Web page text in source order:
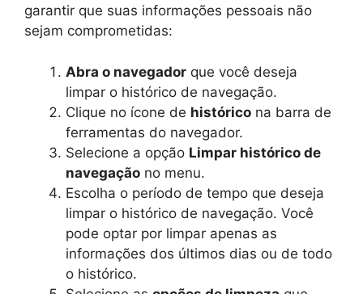
garantir que suas informações pessoais não
sejam comprometidas:
Abra o navegador que você deseja
limpar o histórico de navegação.
Clique no ícone de histórico na barra de
ferramentas do navegador.
Selecione a opção Limpar histórico de
navegação no menu.
Escolha o período de tempo que deseja
limpar o histórico de navegação. Você
pode optar por limpar apenas as
informações dos últimos dias ou de todo
o histórico.